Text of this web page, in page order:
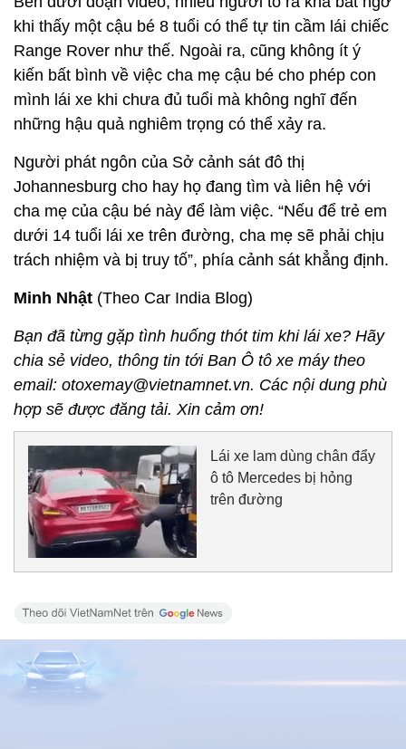
khi thấy một cậu bé 8 tuổi có thể tự tin cầm lái chiếc
Range Rover như thế. Ngoài ra, cũng không ít ý
kiến bất bình về việc cha mẹ cậu bé cho phép con
mình lái xe khi chưa đủ tuổi mà không nghĩ đến
những hậu quả nghiêm trọng có thể xảy ra.
Người phát ngôn của Sở cảnh sát đô thị
Johannesburg cho hay họ đang tìm và liên hệ với
cha mẹ của cậu bé này để làm việc. “Nếu để trẻ em
dưới 14 tuổi lái xe trên đường, cha mẹ sẽ phải chịu
trách nhiệm và bị truy tố”, phía cảnh sát khẳng định.
Minh Nhật (Theo Car India Blog)
Bạn đã từng gặp tình huống thót tim khi lái xe? Hãy
chia sẻ video, thông tin tới Ban Ô tô xe máy theo
email: otoxemay@vietnamnet.vn. Các nội dung phù
hợp sẽ được đăng tải. Xin cảm ơn!
Lái xe lam dùng chân đẩy
ô tô Mercedes bị hỏng
trên đường